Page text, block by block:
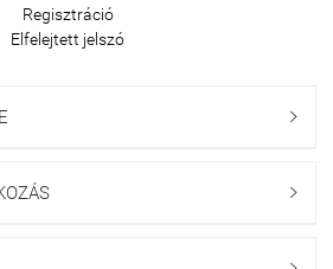
Regisztráció
Elfelejtett jelszó

